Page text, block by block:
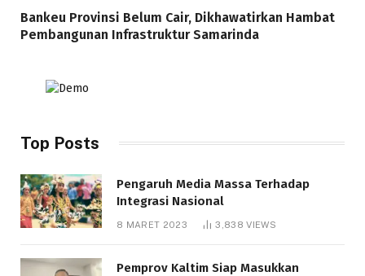
Bankeu Provinsi Belum Cair, Dikhawatirkan Hambat
Pembangunan Infrastruktur Samarinda
Top Posts
Pengaruh Media Massa Terhadap
Integrasi Nasional
8 MARET 2023 3,838VIEWS
Pemprov Kaltim Siap Masukkan